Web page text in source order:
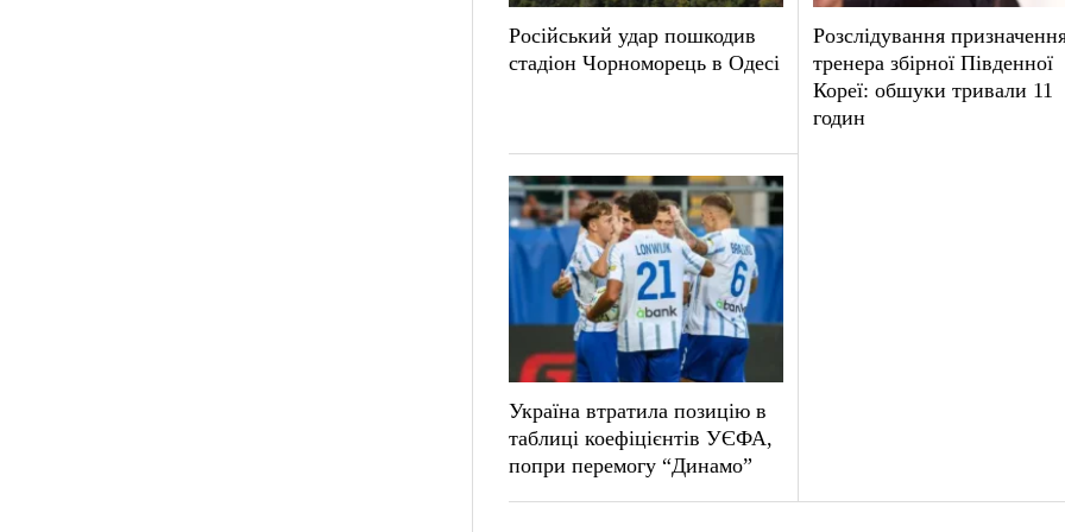
Російський удар пошкодив
стадіон Чорноморець в Одесі
Розслідування
тренера збірної Південної
Кореї: обшуки тривали 11
годин
Україна втратила позицію в
таблиці коефіцієнтів УЄФА,
попри перемогу “Динамо”